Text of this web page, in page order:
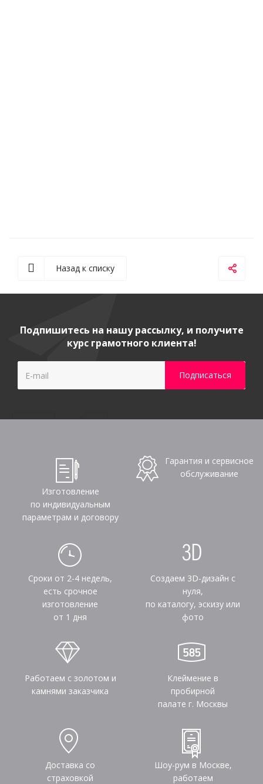
Назад к списку
Подпишитесь на нашу рассылку, и получите
курс грамотного клиента!
Изготовление
по индивидуальным
параметрам и договору
Гарантия и сервисное
обслуживание
Сроки от 2-4 недель,
есть срочное
изготовление
от 1 дня
Создаем 3D-дизайн с
нуля,
по каталогу, эскизу или
фото
Работаем с золотом и
камнями заказчика
Клеймение в
пробирной
палате г. Москвы
Доставка со
страховкой
Шоу-рум в Москве,
работаем